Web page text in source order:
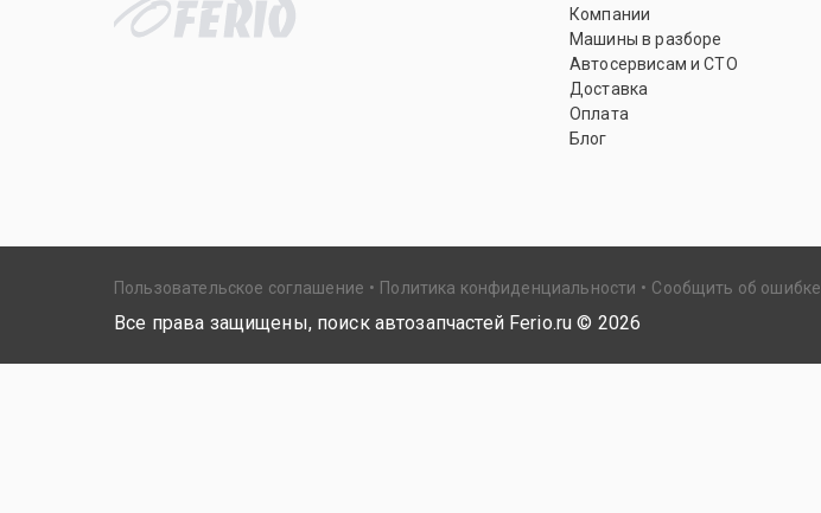
Компании
Машины в разборе
Автосервисам и СТО
Доставка
Оплата
Блог
Пользовательское соглашение Политика конфиденциальности Сообщить об ошибке
Все права защищены, поиск автозапчастей Ferio.ru © 2026